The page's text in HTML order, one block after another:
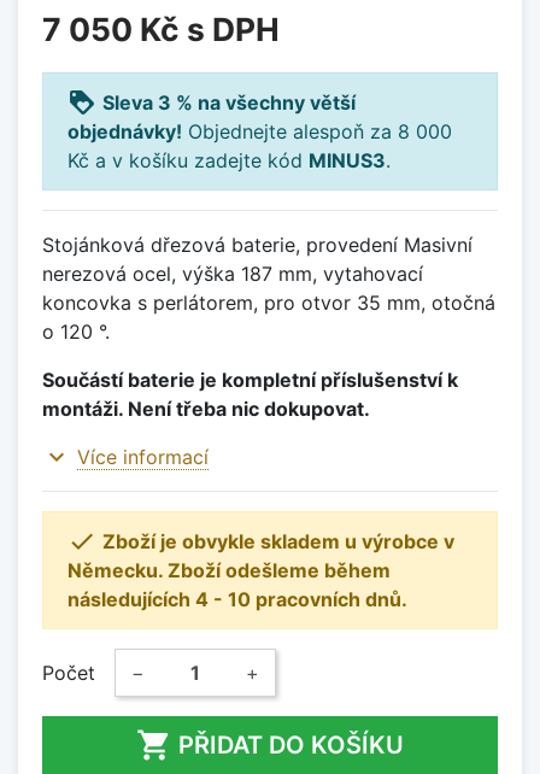
7 050 Kč s DPH
loyalty Sleva 3 % na všechny větší
objednávky! Objednejte alespoň za 8 000
Kč a v košíku zadejte kód MINUS3.
Stojánková dřezová baterie, provedení Masivní
nerezová ocel, výška 187 mm, vytahovací
koncovka s perlátorem, pro otvor 35 mm, otočná
o 120 °.
Součástí baterie je kompletní příslušenství k
montáži. Není třeba nic dokupovat.
expand_more Více informací
 Zboží je obvykle skladem u výrobce v
Německu. Zboží odešleme během
následujících 4 - 10 pracovních dnů.
Počet − +
 PŘIDAT DO KOŠÍKU